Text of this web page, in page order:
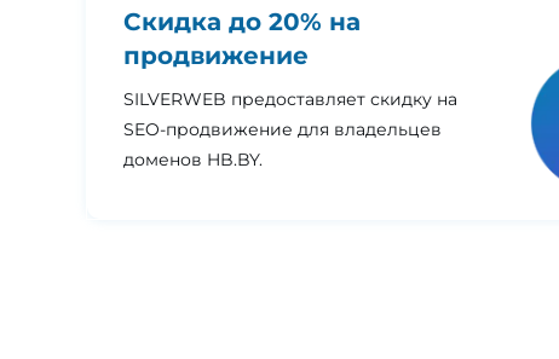
Скидка до 20% на
продвижение
SILVERWEB предоставляет скидку на
SEO-продвижение для владельцев
доменов HB.BY.